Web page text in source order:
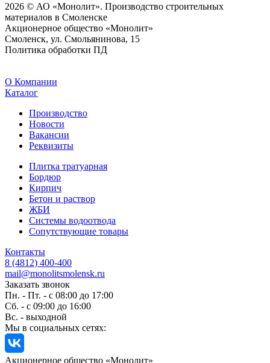
2026 © АО «Монолит». Производство строительных
материалов в Смоленске
Акционерное общество «Монолит»
Смоленск, ул. Смольянинова, 15
Политика обработки ПД
O Компании
Каталог
Производство
Новости
Вакансии
Реквизиты
Плитка тратуарная
Бордюр
Кирпич
Бетон и раствор
ЖБИ
Системы водоотвода
Сопутствующие товары
Контакты
8 (4812) 400-400
mail@monolitsmolensk.ru
Заказать звонок
Пн. - Пт. - с 08:00 до 17:00
Сб. - с 09:00 до 16:00
Вс. - выходной
Мы в социальных сетях:
Акционерное общество «Монолит»